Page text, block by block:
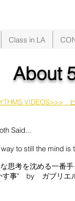
Class in LA
About
VIDEOS>>>
Said...
to still the mind is
思考を沈める一番
す事" by ガブリエ